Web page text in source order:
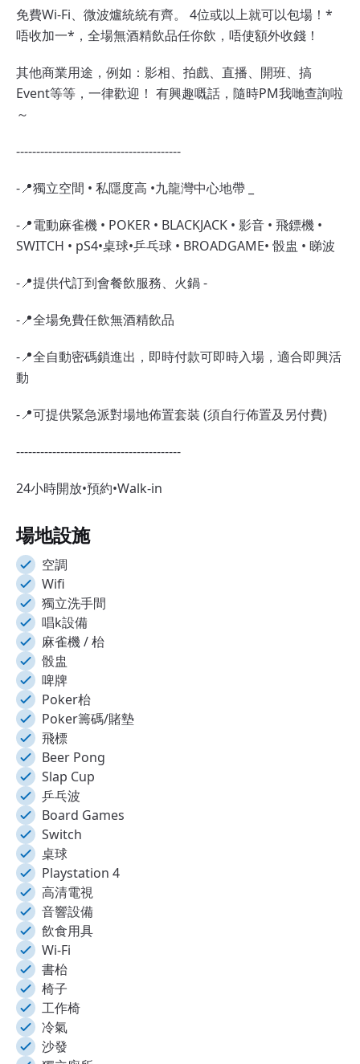
免費Wi-Fi、微波爐統統有齊。 4位或以上就可以包場！*
唔收加一*，全場無酒精飲品任你飲，唔使額外收錢！
其他商業用途，例如：影相、拍戲、直播、開班、搞
Event等等，一律歡迎！ 有興趣嘅話，隨時PM我哋查詢啦
～
-----------------------------------------
-📍獨立空間 • 私隱度高 •九龍灣中心地帶 _
-📍電動麻雀機 • POKER • BLACKJACK • 影音 • 飛鏢機 •
SWITCH • pS4•桌球•乒乓球 • BROADGAME• 骰盅 • 睇波
-📍提供代訂到會餐飲服務、火鍋 -
-📍全場免費任飲無酒精飲品
-📍全自動密碼鎖進出，即時付款可即時入場，適合即興活
動
-📍可提供緊急派對場地佈置套裝 (須自行佈置及另付費)
-----------------------------------------
24小時開放•預約•Walk-in
場地設施
空調
Wifi
獨立洗手間
唱k設備
麻雀機 / 枱
骰盅
啤牌
Poker枱
Poker籌碼/賭墊
飛標
Beer Pong
Slap Cup
乒乓波
Board Games
Switch
桌球
Playstation 4
高清電視
音響設備
飲食用具
Wi-Fi
書枱
椅子
工作椅
冷氣
沙發